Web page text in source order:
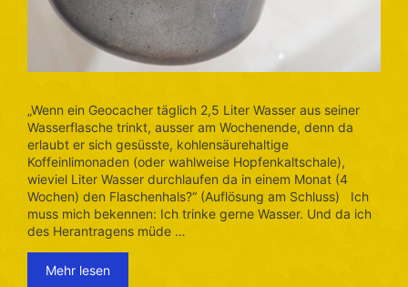
„Wenn ein Geocacher täglich 2,5 Liter Wasser aus seiner
Wasserflasche trinkt, ausser am Wochenende, denn da
erlaubt er sich gesüsste, kohlensäurehaltige
Koffeinlimonaden (oder wahlweise Hopfenkaltschale),
wieviel Liter Wasser durchlaufen da in einem Monat (4
Wochen) den Flaschenhals?“ (Auflösung am Schluss) Ich
muss mich bekennen: Ich trinke gerne Wasser. Und da ich
des Herantragens müde …
Mehr lesen